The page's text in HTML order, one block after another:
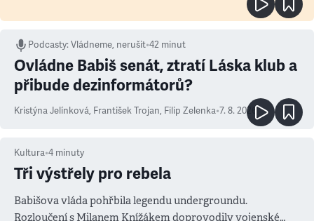
Podcasty:Vládneme, nerušit•42 minut
Ovládne Babiš senát, ztratí Láska klub a
přibude dezinformátorů?
Kristýna Jelínková, František Trojan, Filip Zelenka•7. 8. 2026
Kultura•4 minuty
Tři výstřely pro rebela
Babišova vláda pohřbila legendu undergroundu.
Rozloučení s Milanem Knížákem doprovodily vojenské